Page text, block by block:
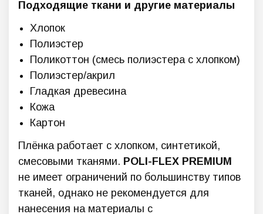
Подходящие ткани и другие материалы
Хлопок
Полиэстер
Поликоттон (смесь полиэстера с хлопком)
Полиэстер/акрил
Гладкая древесина
Кожа
Картон
Плёнка работает с хлопком, синтетикой,
смесовыми тканями. POLI-FLEX PREMIUM
не имеет ограничений по большинству типов
тканей, однако не рекомендуется для
нанесения на материалы с